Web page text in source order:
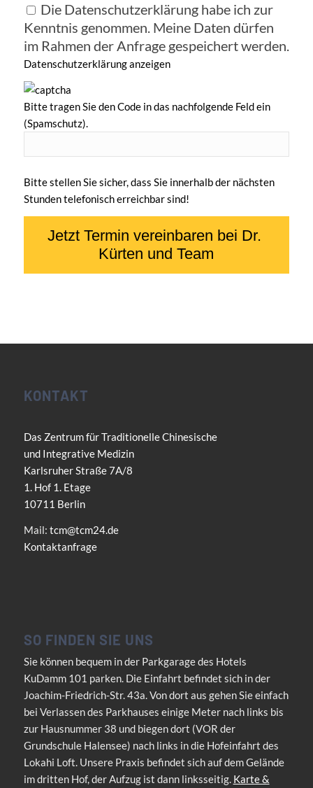
Die Datenschutzerklärung habe ich zur
Kenntnis genommen. Meine Daten dürfen
im Rahmen der Anfrage gespeichert werden.
Datenschutzerklärung anzeigen
Bitte tragen Sie den Code in das nachfolgende Feld ein
(Spamschutz).
Bitte stellen Sie sicher, dass Sie innerhalb der nächsten
Stunden telefonisch erreichbar sind!
KONTAKT
Das Zentrum für Traditionelle Chinesische
und Integrative Medizin
Karlsruher Straße 7A/8
1. Hof 1. Etage
10711 Berlin
Mail: tcm@tcm24.de
Kontaktanfrage
SO FINDEN SIE UNS
Sie können bequem in der Parkgarage des Hotels
KuDamm 101 parken. Die Einfahrt befindet sich in der
Joachim-Friedrich-Str. 43a. Von dort aus gehen Sie einfach
bei Verlassen des Parkhauses einige Meter nach links bis
zur Hausnummer 38 und biegen dort (VOR der
Grundschule Halensee) nach links in die Hofeinfahrt des
Lokahi Loft. Unsere Praxis befindet sich auf dem Gelände
im dritten Hof, der Aufzug ist dann linksseitig. Karte &